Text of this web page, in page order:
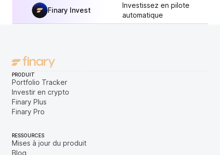
Finary Invest
Investissez en pilote
automatique
PRODUIT
Portfolio Tracker
Investir en crypto
Finary Plus
Finary Pro
RESSOURCES
Mises à jour du produit
Blog